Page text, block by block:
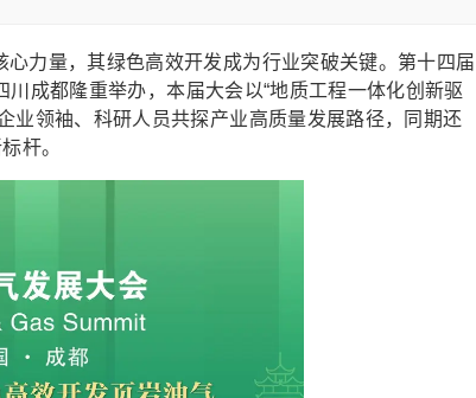
力量，其绿色高效开发成为行业突破关键。第十四届
成都隆重举办，本届大会以“地质工程一体化创新驱
业领袖、科研人员共探产业高质量发展路径，同期还
杆。